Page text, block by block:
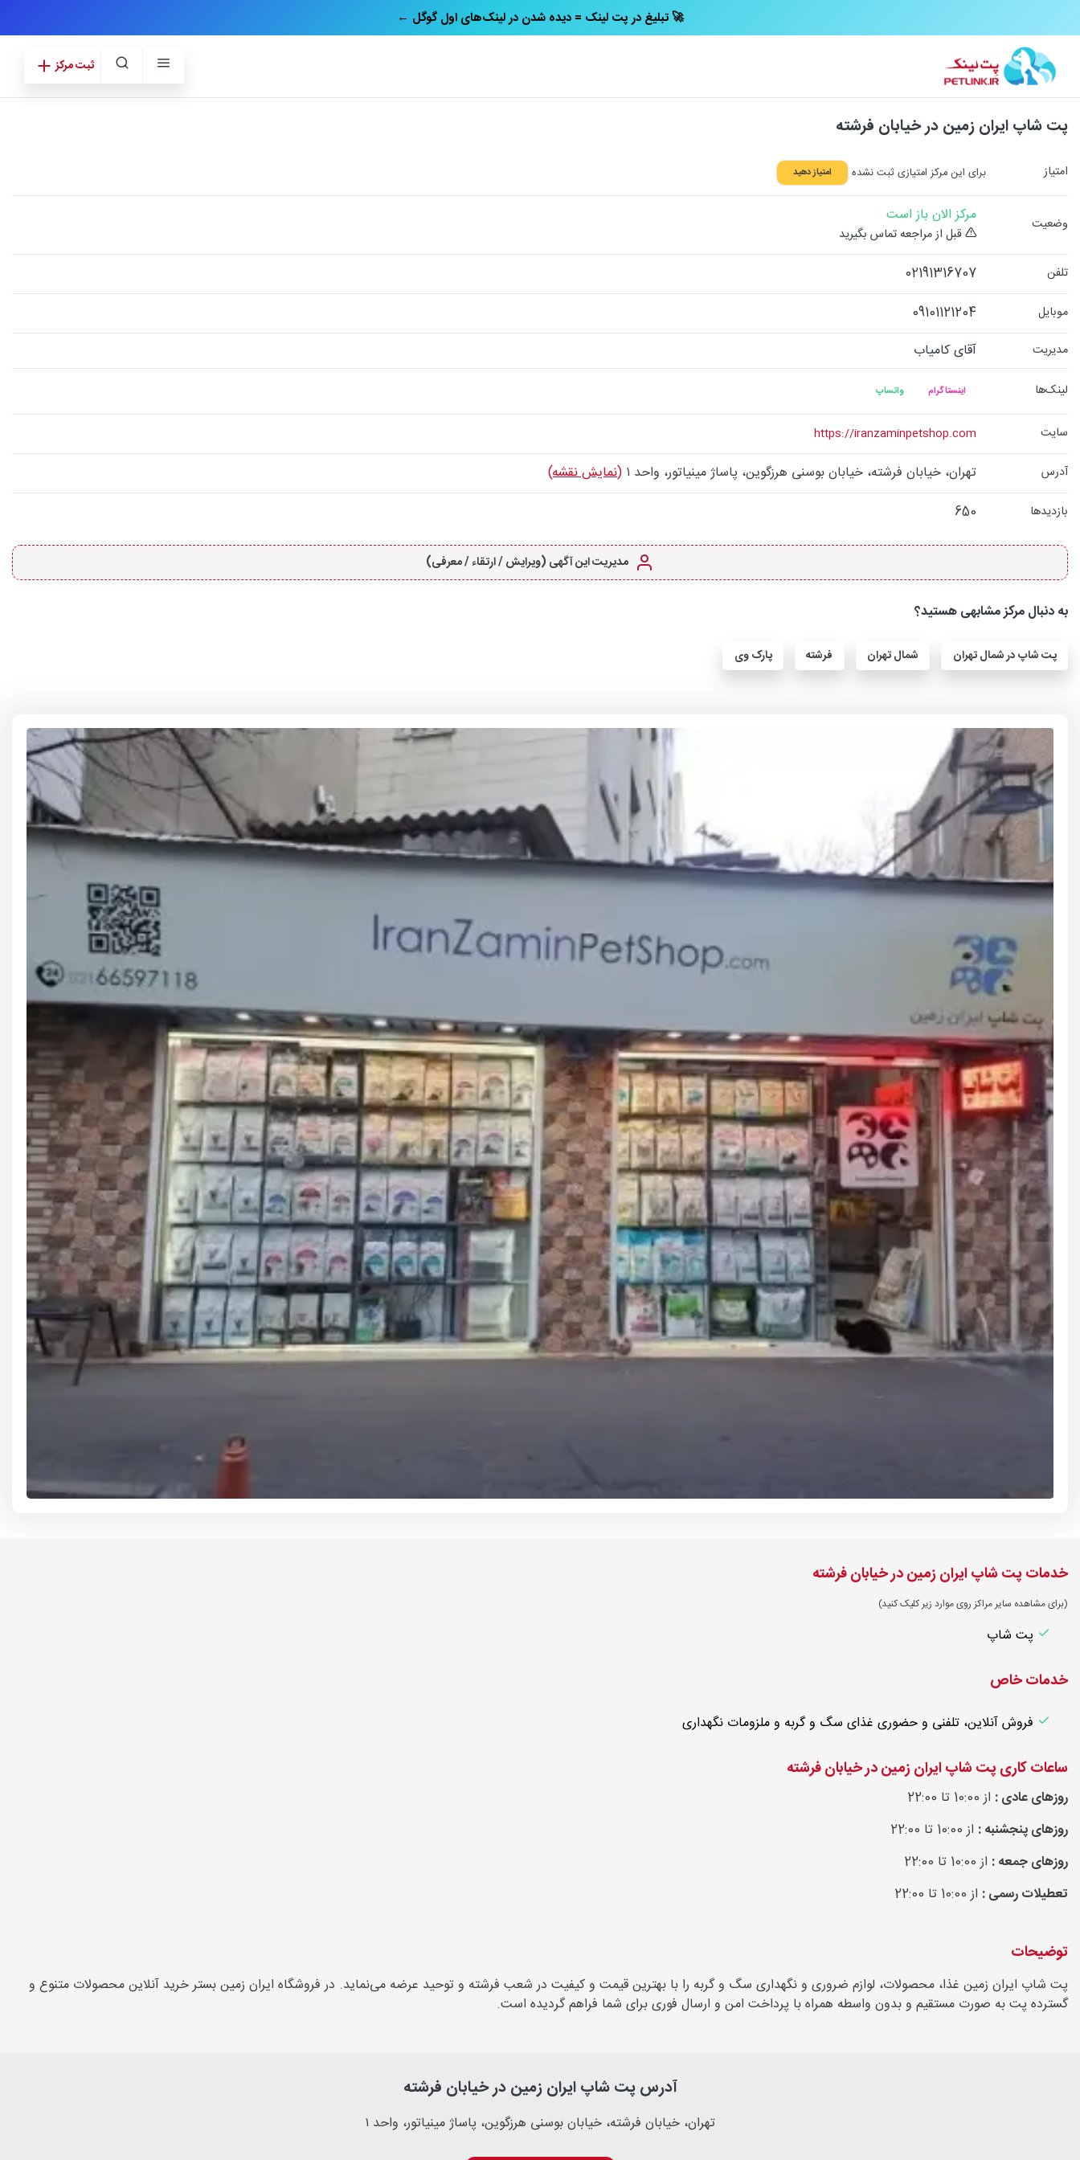
← تبلیغ در پت‌ لینک = دیده شدن در لینک‌های اول گوگل 🚀
ثبت مرکز
پت شاپ ایران زمین در خیابان فرشته
امتیاز برای این مرکز امتیازی ثبت نشده امتیاز دهید
وضعیت مرکز الان باز است
قبل از مراجعه تماس بگیرید
تلفن
02191316707
موبایل 09101121204
مدیریت آقای کامیاب
لینک‌ها واتساپ اینستاگرام
سایت https://iranzaminpetshop.com
آدرس تهران، خیابان فرشته، خیابان بوسنی هرزگوین، پاساژ مینیاتور، واحد ۱ (نمایش نقشه)
بازدیدها 650
مدیریت این آگهی (ویرایش / ارتقاء / معرفی)
به دنبال مرکز مشابهی هستید؟
پت شاپ در شمال تهران شمال تهران فرشته پارک وی
خدمات پت شاپ ایران زمین در خیابان فرشته
(برای مشاهده سایر مراکز روی موارد زیر کلیک کنید)
پت شاپ
خدمات خاص
فروش آنلاین، تلفنی و حضوری غذای سگ و گربه و ملزومات نگهداری
ساعات کاری پت شاپ ایران زمین در خیابان فرشته
روزهای عادی : از 10:00 تا 22:00
روزهای پنجشنبه : از 10:00 تا 22:00
روزهای جمعه : از 10:00 تا 22:00
تعطیلات رسمی : از 10:00 تا 22:00
توضیحات
پت شاپ ایران زمین غذا، محصولات، لوازم ضروری و نگهداری سگ و گربه را با بهترین قیمت و کیفیت در شعب فرشته و توحید عرضه می‌نماید. در فروشگاه ایران زمین بستر خرید آنلاین محصولات متنوع و
گسترده پت به صورت مستقیم و بدون واسطه همراه با پرداخت امن و ارسال فوری برای شما فراهم گردیده است.
آدرس پت شاپ ایران زمین در خیابان فرشته
تهران، خیابان فرشته، خیابان بوسنی هرزگوین، پاساژ مینیاتور، واحد ۱